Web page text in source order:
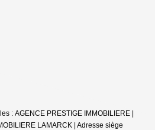
: AGENCE PRESTIGE IMMOBILIERE |
LAMARCK | Adresse siège